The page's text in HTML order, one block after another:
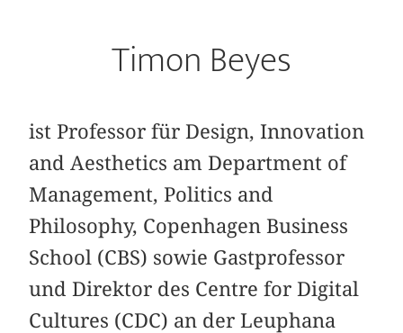
Timon Beyes
ist Professor für Design, Innovation
and Aesthetics am Department of
Management, Politics and
Philosophy, Copenhagen Business
School (CBS) sowie Gastprofessor
und Direktor des Centre for Digital
Cultures (CDC) an der Leuphana